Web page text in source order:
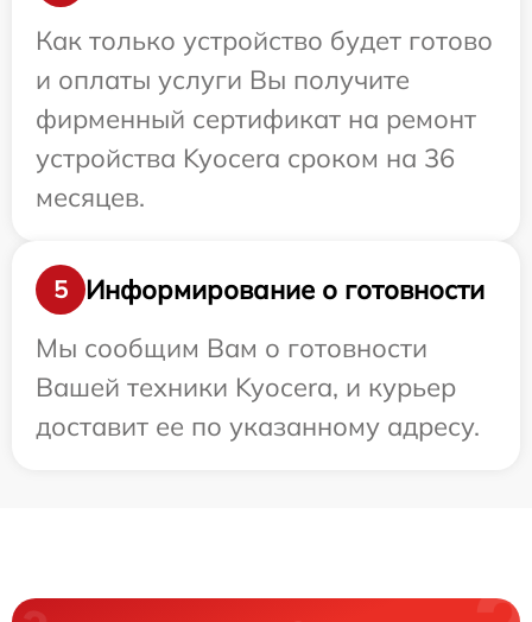
Как только устройство будет готово
и оплаты услуги Вы получите
фирменный сертификат на ремонт
устройства Kyocera сроком на 36
месяцев.
5
Информирование о готовности
Мы сообщим Вам о готовности
Вашей техники Kyocera, и курьер
доставит ее по указанному адресу.